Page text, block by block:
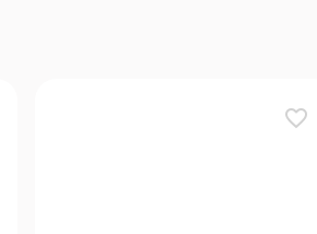
favorite_border